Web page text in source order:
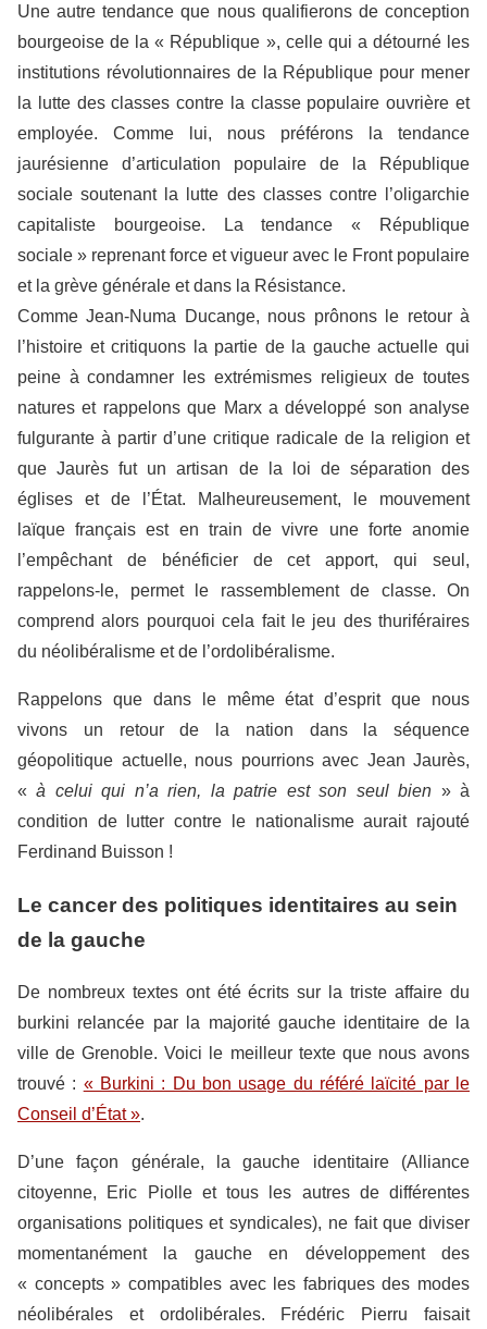
Une autre tendance que nous qualifierons de conception
bourgeoise de la « République », celle qui a détourné les
institutions révolutionnaires de la République pour mener
la lutte des classes contre la classe populaire ouvrière et
employée. Comme lui, nous préférons la tendance
jaurésienne d’articulation populaire de la République
sociale soutenant la lutte des classes contre l’oligarchie
capitaliste bourgeoise. La tendance « République
sociale » reprenant force et vigueur avec le Front populaire
et la grève générale et dans la Résistance.
Comme Jean-Numa Ducange, nous prônons le retour à
l’histoire et critiquons la partie de la gauche actuelle qui
peine à condamner les extrémismes religieux de toutes
natures et rappelons que Marx a développé son analyse
fulgurante à partir d’une critique radicale de la religion et
que Jaurès fut un artisan de la loi de séparation des
églises et de l’État. Malheureusement, le mouvement
laïque français est en train de vivre une forte anomie
l’empêchant de bénéficier de cet apport, qui seul,
rappelons-le, permet le rassemblement de classe. On
comprend alors pourquoi cela fait le jeu des thuriféraires
du néolibéralisme et de l’ordolibéralisme.
Rappelons que dans le même état d’esprit que nous
vivons un retour de la nation dans la séquence
géopolitique actuelle, nous pourrions avec Jean Jaurès,
« à celui qui n’a rien, la patrie est son seul bien » à
condition de lutter contre le nationalisme aurait rajouté
Ferdinand Buisson !
Le cancer des politiques identitaires au sein
de la gauche
De nombreux textes ont été écrits sur la triste affaire du
burkini relancée par la majorité gauche identitaire de la
ville de Grenoble. Voici le meilleur texte que nous avons
trouvé : « Burkini : Du bon usage du référé laïcité par le
Conseil d’État ».
D’une façon générale, la gauche identitaire (Alliance
citoyenne, Eric Piolle et tous les autres de différentes
organisations politiques et syndicales), ne fait que diviser
momentanément la gauche en développement des
« concepts » compatibles avec les fabriques des modes
néolibérales et ordolibérales. Frédéric Pierru faisait